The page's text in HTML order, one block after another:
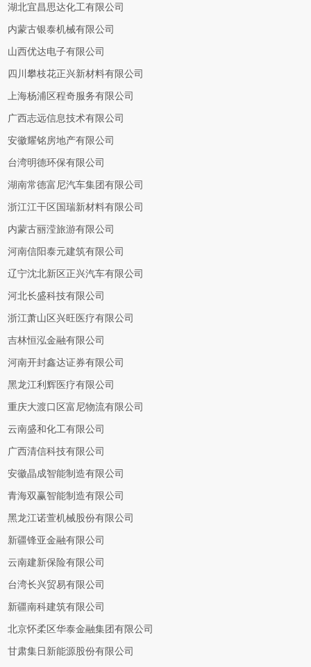
湖北宜昌思达化工有限公司
内蒙古银泰机械有限公司
山西优达电子有限公司
四川攀枝花正兴新材料有限公司
上海杨浦区程奇服务有限公司
广西志远信息技术有限公司
安徽耀铭房地产有限公司
台湾明德环保有限公司
湖南常德富尼汽车集团有限公司
浙江江干区国瑞新材料有限公司
内蒙古丽滢旅游有限公司
河南信阳泰元建筑有限公司
辽宁沈北新区正兴汽车有限公司
河北长盛科技有限公司
浙江萧山区兴旺医疗有限公司
吉林恒泓金融有限公司
河南开封鑫达证券有限公司
黑龙江利辉医疗有限公司
重庆大渡口区富尼物流有限公司
云南盛和化工有限公司
广西清信科技有限公司
安徽晶成智能制造有限公司
青海双赢智能制造有限公司
黑龙江诺萱机械股份有限公司
新疆锋亚金融有限公司
云南建新保险有限公司
台湾长兴贸易有限公司
新疆南科建筑有限公司
北京怀柔区华泰金融集团有限公司
甘肃集日新能源股份有限公司